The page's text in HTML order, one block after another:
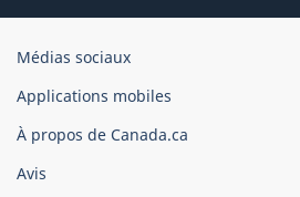
Organisation
gouvernement
du
Canada
Médias sociaux
Applications mobiles
À propos de Canada.ca
Avis